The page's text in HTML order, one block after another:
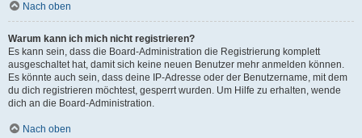
Nach oben
Warum kann ich mich nicht registrieren?
Es kann sein, dass die Board-Administration die Registrierung komplett
ausgeschaltet hat, damit sich keine neuen Benutzer mehr anmelden können.
Es könnte auch sein, dass deine IP-Adresse oder der Benutzername, mit dem
du dich registrieren möchtest, gesperrt wurden. Um Hilfe zu erhalten, wende
dich an die Board-Administration.
Nach oben